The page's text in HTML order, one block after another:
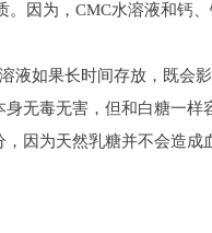
因为，CMC水溶液和钙
如果长时间存放，既会
无毒无害，但和白糖一
因为天然乳糖并不会造